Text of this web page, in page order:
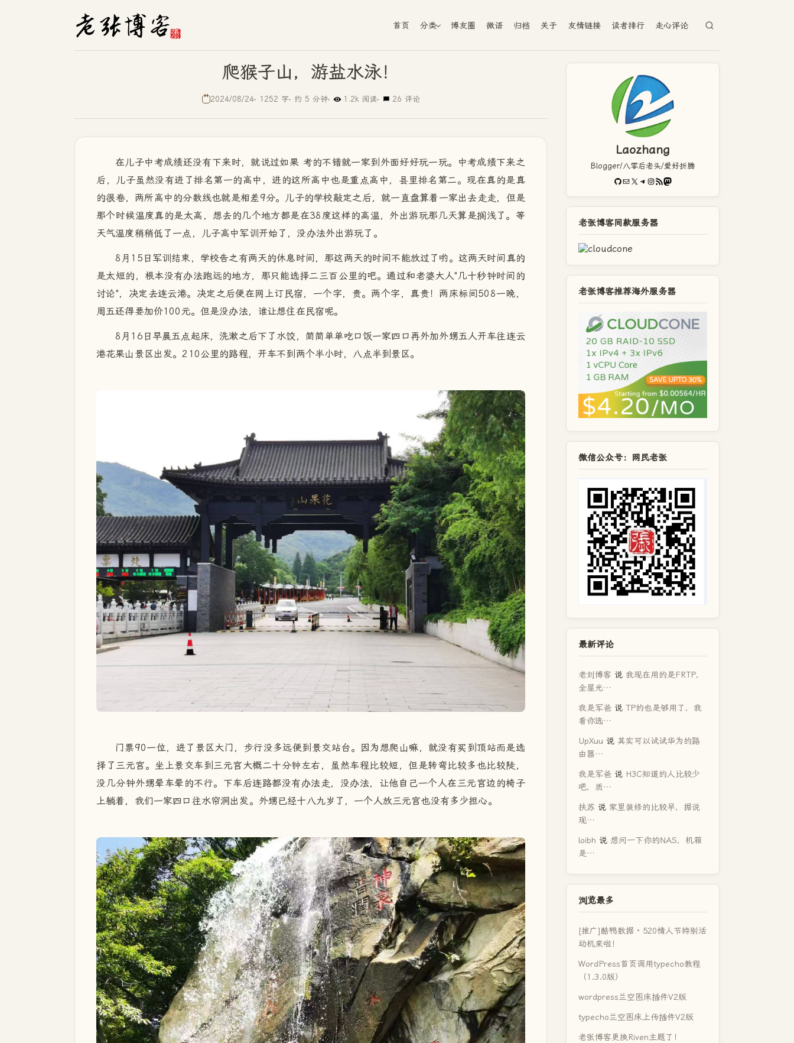
首页 分类 博友圈 微语 归档 关于 友情链接 读者排行 走心评论
爬猴子山，游盐水泳！
2024/08/24 1252 字 约 5 分钟 1.2k 阅读 26 评论
在儿子中考成绩还没有下来时，就说过如果 考的不错就一家到外面好好玩一玩。中考成绩下来之
后，儿子虽然没有进了排名第一的高中，进的这所高中也是重点高中，县里排名第二。现在真的是真
的很卷，两所高中的分数线也就是相差9分。儿子的学校敲定之后，就一直盘算着一家出去走走，但是
那个时候温度真的是太高，想去的几个地方都是在38度这样的高温，外出游玩那几天算是搁浅了。等
天气温度稍稍低了一点，儿子高中军训开始了，没办法外出游玩了。
8月15日军训结束，学校告之有两天的休息时间，那这两天的时间不能放过了哟。这两天时间真的
是太短的，根本没有办法跑远的地方，那只能选择二三百公里的吧。通过和老婆大人"几十秒钟时间的
讨论"，决定去连云港。决定之后便在网上订民宿，一个字，贵。两个字，真贵！两床标间508一晚，
周五还得要加价100元。但是没办法，谁让想住在民宿呢。
8月16日早晨五点起床，洗漱之后下了水饺，简简单单吃口饭一家四口再外加外甥五人开车往连云
港花果山景区出发。210公里的路程，开车不到两个半小时，八点半到景区。
门票90一位，进了景区大门，步行没多远便到景交站台。因为想爬山嘛，就没有买到顶站而是选
择了三元宫。坐上景交车到三元宫大概二十分钟左右，虽然车程比较短，但是转弯比较多也比较陡，
没几分钟外甥晕车晕的不行。下车后连路都没有办法走，没办法，让他自己一个人在三元宫边的椅子
上躺着，我们一家四口往水帘洞出发。外甥已经十八九岁了，一个人放三元宫也没有多少担心。
Laozhang
Blogger/八零后老头/爱好折腾
GitHub
电子邮件X Telegram
Instagram
RSS FeedMastodon
老张博客同款服务器
老张博客推荐海外服务器
微信公众号：网民老张
最新评论
老刘博客 说 我现在用的是FRTP，
全屋光…
我是军爸 说 TP的也是够用了，我
看你选…
UpXuu 说 其实可以试试华为的路
由器…
我是军爸 说 H3C知道的人比较少
吧，质…
扶苏 说 家里装修的比较早，据说
现…
loibh 说 想问一下你的NAS，机箱
是…
浏览最多
[推广]酷鸭数据 · 520情人节特别活
动机来啦！
WordPress首页调用typecho教程
（1.3.0版）
wordpress兰空图床插件V2版
typecho兰空图床上传插件V2版
老张博客更换Riven主题了！